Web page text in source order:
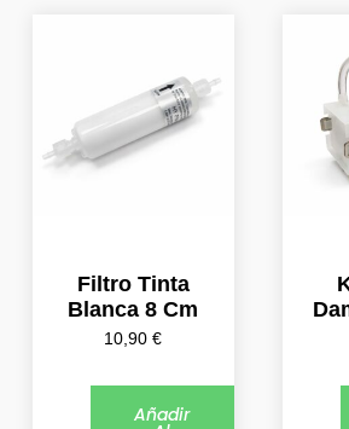
Filtro Tinta
Blanca 8 Cm
10,90€
Añadir